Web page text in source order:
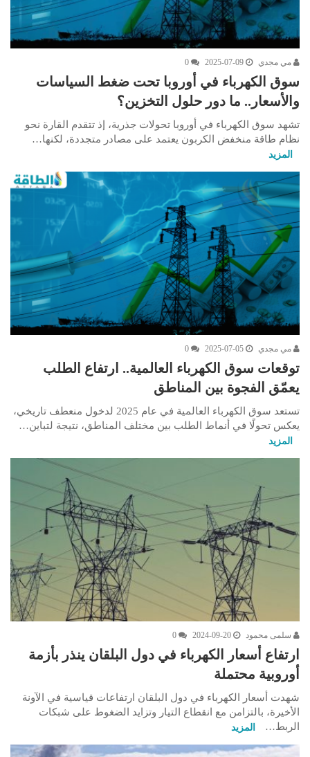
مي مجدي 2025-07-09
0
سوق الكهرباء في أوروبا تحت ضغط السياسات
والأسعار.. ما دور حلول التخزين؟
تشهد سوق الكهرباء في أوروبا تحولات جذرية، إذ تتقدم القارة نحو
نظام طاقة منخفض الكربون يعتمد على مصادر متجددة، لكنها…
المزيد
مي مجدي 2025-07-05
0
توقعات سوق الكهرباء العالمية.. ارتفاع الطلب
يعمّق الفجوة بين المناطق
تستعد سوق الكهرباء العالمية في عام 2025 لدخول منعطف تاريخي،
يعكس تحولًا في أنماط الطلب بين مختلف المناطق، نتيجة لتباين…
المزيد
سلمى محمود 2024-09-20
0
ارتفاع أسعار الكهرباء في دول البلقان ينذر بأزمة
أوروبية محتملة
شهدت أسعار الكهرباء في دول البلقان ارتفاعات قياسية في الآونة
الأخيرة، بالتزامن مع انقطاع التيار وتزايد الضغوط على شبكات
الربط…
المزيد